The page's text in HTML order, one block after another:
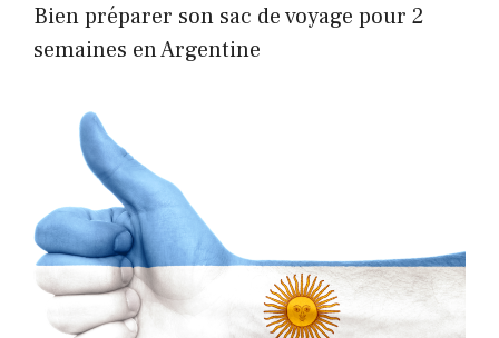
Bien préparer son sac de voyage pour 2
semaines en Argentine